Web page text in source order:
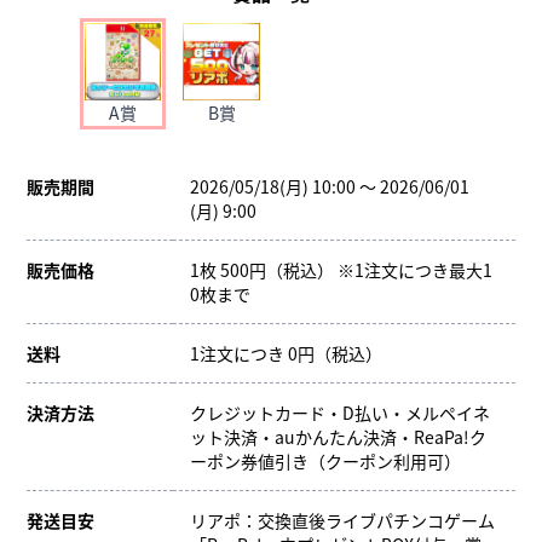
A賞 B賞
販売期間
2026/05/18(月) 10:00 ～ 2026/06/01
(月) 9:00
販売価格
1枚 500円（税込） ※1注文につき最大1
0枚まで
送料 1注文につき 0円（税込）
決済方法
クレジットカード・D払い・メルペイネ
ット決済・auかんたん決済・ReaPa!ク
ーポン券値引き（クーポン利用可）
発送目安
リアポ：交換直後ライブパチンコゲーム